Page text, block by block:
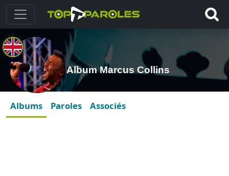
Album Marcus Collins
Albums Paroles Associés